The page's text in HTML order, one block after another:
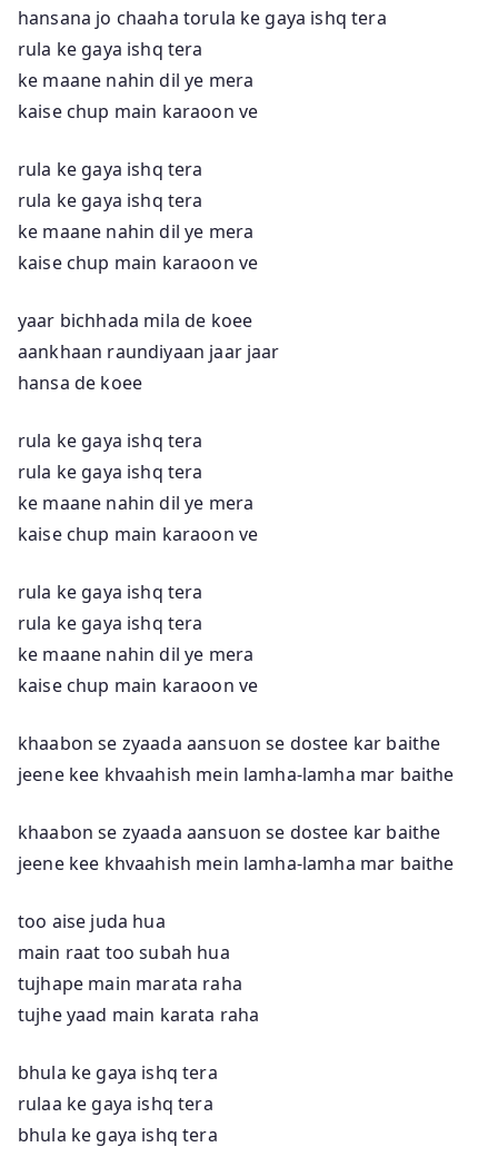
hansana jo chaaha torula ke gaya ishq tera
rula ke gaya ishq tera
ke maane nahin dil ye mera
kaise chup main karaoon ve
rula ke gaya ishq tera
rula ke gaya ishq tera
ke maane nahin dil ye mera
kaise chup main karaoon ve
yaar bichhada mila de koee
aankhaan raundiyaan jaar jaar
hansa de koee
rula ke gaya ishq tera
rula ke gaya ishq tera
ke maane nahin dil ye mera
kaise chup main karaoon ve
rula ke gaya ishq tera
rula ke gaya ishq tera
ke maane nahin dil ye mera
kaise chup main karaoon ve
khaabon se zyaada aansuon se dostee kar baithe
jeene kee khvaahish mein lamha-lamha mar baithe
khaabon se zyaada aansuon se dostee kar baithe
jeene kee khvaahish mein lamha-lamha mar baithe
too aise juda hua
main raat too subah hua
tujhape main marata raha
tujhe yaad main karata raha
bhula ke gaya ishq tera
rulaa ke gaya ishq tera
bhula ke gaya ishq tera